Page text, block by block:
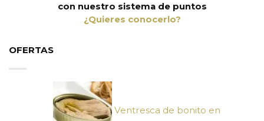
con nuestro sistema de puntos
¿Quieres conocerlo?
OFERTAS
Ventresca de bonito en